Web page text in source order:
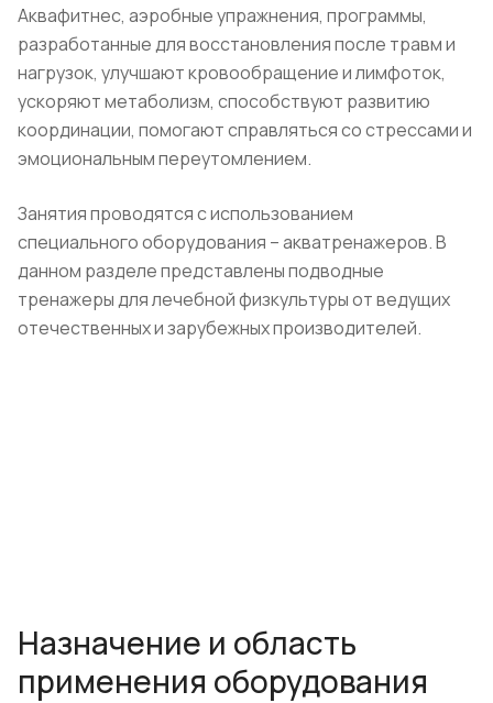
Аквафитнес, аэробные упражнения, программы,
разработанные для восстановления после травм и
нагрузок, улучшают кровообращение и лимфоток,
ускоряют метаболизм, способствуют развитию
координации, помогают справляться со стрессами и
эмоциональным переутомлением.
Занятия проводятся с использованием
специального оборудования – акватренажеров. В
данном разделе представлены подводные
тренажеры для лечебной физкультуры от ведущих
отечественных и зарубежных производителей.
Назначение и область
применения оборудования